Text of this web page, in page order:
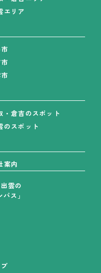
雲の
ス」
エリア
・倉吉のスポット
のスポット
案内